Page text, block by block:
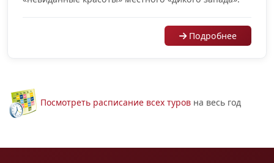
Подробнее
Посмотреть расписание всех туров на весь год